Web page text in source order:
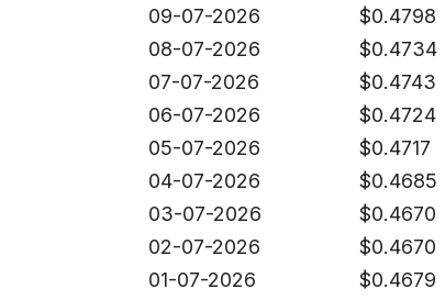
09-07-2026
$0.4798
08-07-2026
$0.4734
07-07-2026
$0.4743
06-07-2026
$0.4724
05-07-2026
$0.4717
04-07-2026
$0.4685
03-07-2026
$0.4670
02-07-2026
$0.4670
01-07-2026
$0.4679